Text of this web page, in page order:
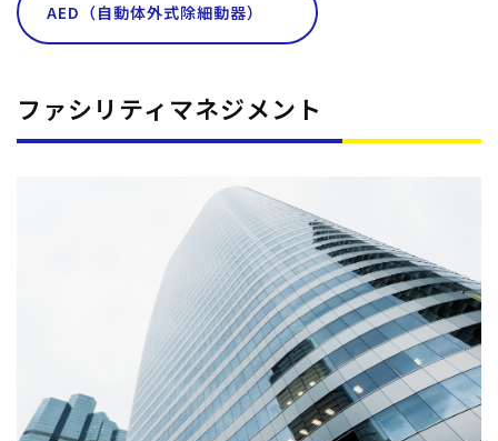
AED（自動体外式除細動器）
ファシリティマネジメント